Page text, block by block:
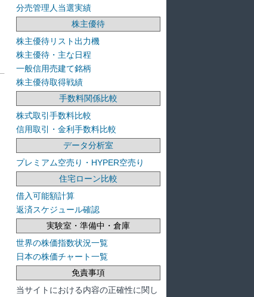
分売管理人当選実績
株主優待
株主優待リスト出力機
株主優待・主な日程
一般信用売建て銘柄
株主優待取得戦績
手数料関係比較
株式取引手数料比較
信用取引・金利手数料比較
データ分析室
プレミアム空売り・HYPER空売り
住宅ローン比較
借入可能額計算
返済スケジュール確認
実験室・準備中・倉庫
世界の株価指数状況一覧
日本の株価チャート一覧
免責事項
当サイトにおける内容の正確性に関し